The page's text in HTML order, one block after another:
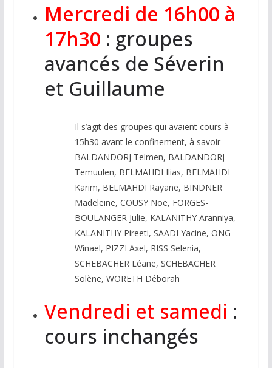
Mercredi de 16h00 à
17h30 : groupes
avancés de Séverin
et Guillaume
Il s’agit des groupes qui avaient cours à
15h30 avant le confinement, à savoir
BALDANDORJ Telmen, BALDANDORJ
Temuulen, BELMAHDI Ilias, BELMAHDI
Karim, BELMAHDI Rayane, BINDNER
Madeleine, COUSY Noe, FORGES-
BOULANGER Julie, KALANITHY Aranniya,
KALANITHY Pireeti, SAADI Yacine, ONG
Winael, PIZZI Axel, RISS Selenia,
SCHEBACHER Léane, SCHEBACHER
Solène, WORETH Déborah
Vendredi et samedi :
cours inchangés